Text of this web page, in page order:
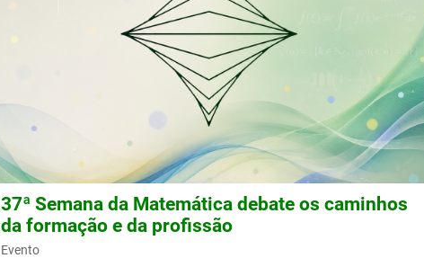
37ª Semana da Matemática debate os caminhos
da formação e da profissão
Evento